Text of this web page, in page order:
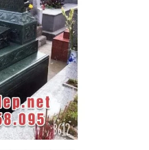
vô cùng bền ...